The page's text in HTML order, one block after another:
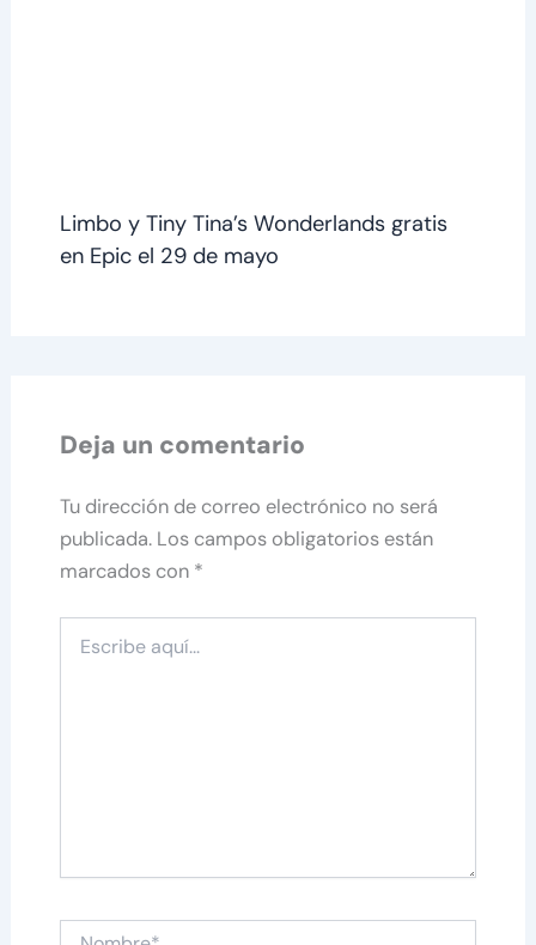
Limbo y Tiny Tina’s Wonderlands gratis
en Epic el 29 de mayo
Deja un comentario
Tu dirección de correo electrónico no será
publicada. Los campos obligatorios están
marcados con *
aquí...